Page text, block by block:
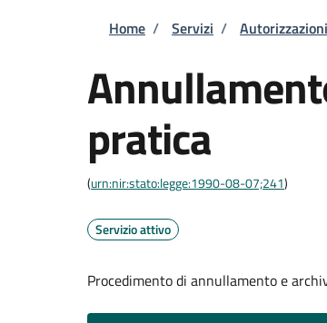
Briciole di
Home / Servizi / Autorizzazioni
pratica
(urn:nir:stato:legge:1990-08-07;241)
Servizio attivo
Procedimento di annullamento e